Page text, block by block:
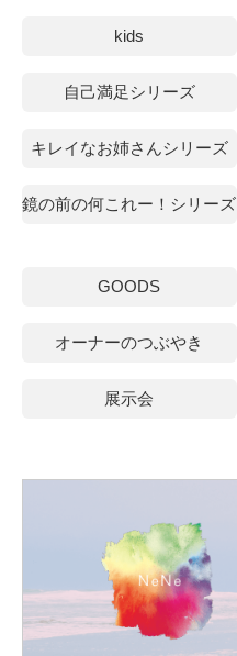
kids
自己満足シリーズ
キレイなお姉さんシリーズ
鏡の前の何これー！シリーズ
GOODS
オーナーのつぶやき
展示会